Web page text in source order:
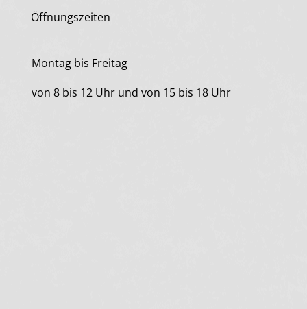
Öffnungszeiten
Montag bis Freitag
von 8 bis 12 Uhr und von 15 bis 18 Uhr